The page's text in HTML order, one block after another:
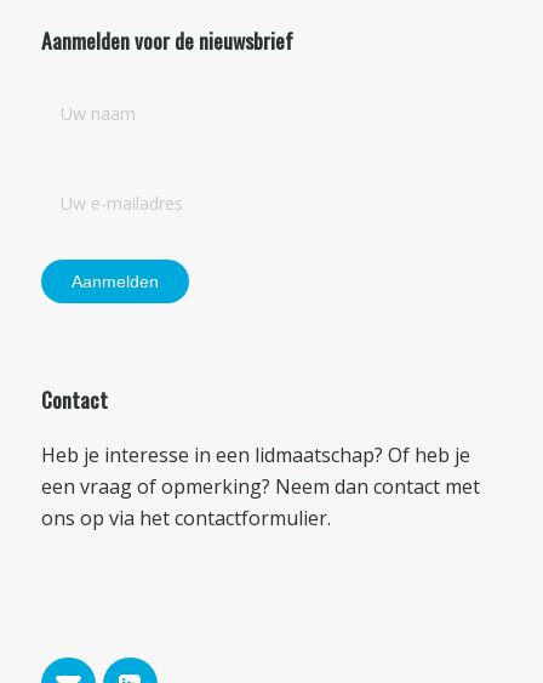
Aanmelden voor de nieuwsbrief
Contact
Heb je interesse in een lidmaatschap? Of heb je
een vraag of opmerking? Neem dan contact met
ons op via hetcontactformulier.